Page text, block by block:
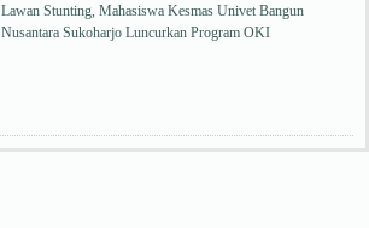
Lawan Stunting, Mahasiswa Kesmas Univet Bangun
Nusantara Sukoharjo Luncurkan Program OKI